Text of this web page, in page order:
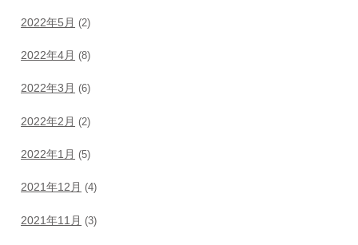
2022年5月 (2)
2022年4月 (8)
2022年3月 (6)
2022年2月 (2)
2022年1月 (5)
2021年12月 (4)
2021年11月 (3)